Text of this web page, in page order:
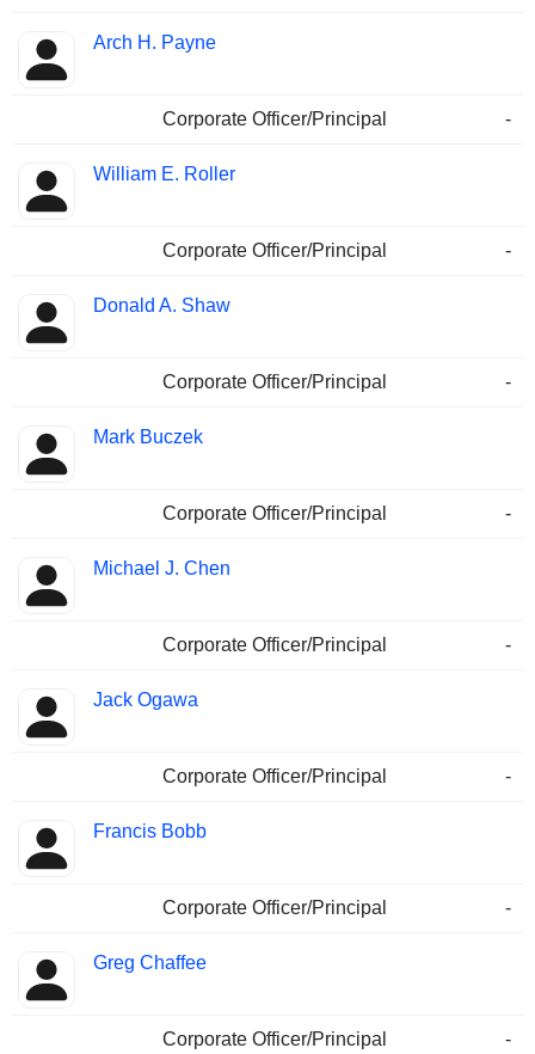
Arch H. Payne
Corporate Officer/Principal -
William E. Roller
Corporate Officer/Principal -
Donald A. Shaw
Corporate Officer/Principal -
Mark Buczek
Corporate Officer/Principal -
Michael J. Chen
Corporate Officer/Principal -
Jack Ogawa
Corporate Officer/Principal -
Francis Bobb
Corporate Officer/Principal -
Greg Chaffee
Corporate Officer/Principal -